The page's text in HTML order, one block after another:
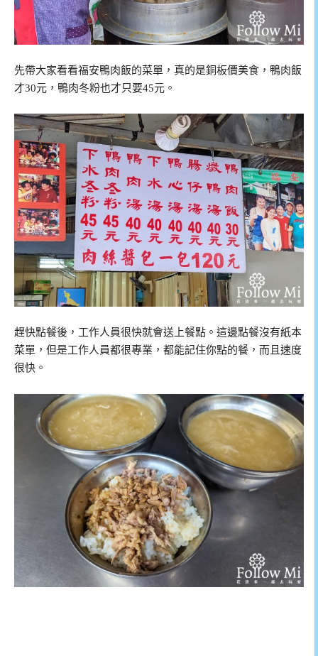
先帶大家看看福安鴨肉飯的菜單，真的是銅板價美食，鴨肉飯
才30元，鴨肉冬粉也才只要45元。
趕快點餐後，工作人員很快就會送上餐點。這邊點餐沒有紙本
菜單，但是工作人員都很專業，都能記住你點的餐，而且速度
很快。